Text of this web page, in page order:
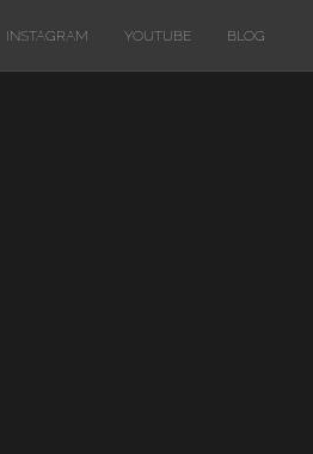
INSTAGRAM YOUTUBE BLOG